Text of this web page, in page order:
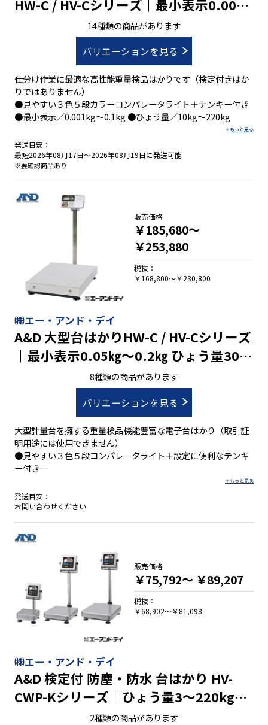
HW-C / HV-Cシリーズ｜最小表示0.001
㎏～0.1㎏ ひょう量10㎏～220㎏
14種類の商品があります
バリエーションを見る
仕分け作業に最適な高性能重量検品はかりです（検定付きはか
りではありません）
●見やすい３色５段カラーコンパレータライト＋テンキー付き
●最小表示／0.001kg～0.1kg ●ひょう量／10kg～220kg
発送目安：
最短2026年08月17日～2026年08月19日に発送可能
※要確認商品あり
㈱エー・アンド・デイ
A&D 大型台はかりHW-C / HV-Cシリーズ
｜最小表示0.05㎏～0.2㎏ ひょう量300
8種類の商品があります
バリエーションを見る
大型計量台を擁する重量検品機能豊富な電子台はかり（取引証
明用途には使用できません）
●見やすい３色５段コンパレータライト＋設定に便利なテンキ
ー付き
発送目安：
お問い合わせください
販売価格
￥185,680～
￥253,880
税抜：
￥168,800～￥230,800
㈱エー・アンド・デイ
A&D 検定付 防塵・防水 台はかり HV-
CWP-Kシリーズ｜ひょう量3～220kg最
小表示0.001～0.1kg
2種類の商品があります
販売価格
￥75,792～ ￥89,207
税抜：
￥68,902～￥81,098